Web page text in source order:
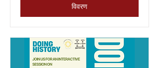
विवरण